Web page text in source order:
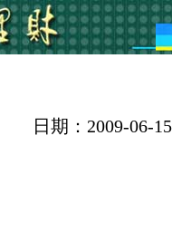
日期：2009-06-15